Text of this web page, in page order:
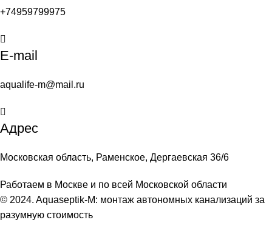
+74959799975
E-mail
aqualife-m@mail.ru
Адрес
Московская область, Раменское, Дергаевская 36/6
Работаем в Москве и по всей Московской области
© 2024. Aquaseptik-M: монтаж автономных канализаций за
разумную стоимость